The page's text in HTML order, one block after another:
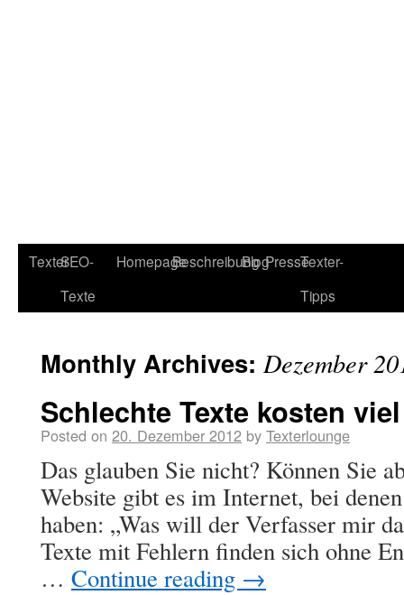
TexterSEO-
Texte
HomepageBeschreibung
BlogPresseTexter-
Tipps
Monthly Archives:Dezember
Schlechte Texte kosten
Posted on 20. Dezember 2012 by Texterlounge
Das glauben Sie nicht? Können Sie
Website gibt es im Internet, bei
haben: „Was will der Verfasser mir
Texte mit Fehlern finden sich ohne
… Continue reading →